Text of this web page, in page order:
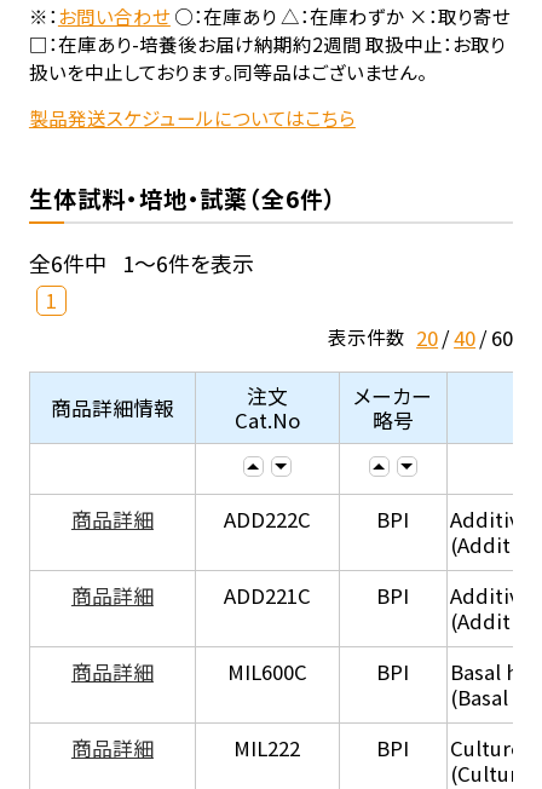
※：お問い合わせ○：在庫あり △：在庫わずか ×：取り寄せ
□：在庫あり-培養後お届け納期約2週間 取扱中止：お取り
扱いを中止しております。同等品はございません。
製品発送スケジュールについてはこちら
生体試料・培地・試薬（全6件）
全6件中 1～6件を表示
1
表示件数 20 40 60
商品詳細情報
注文
Cat.No
メーカー
略号
商品詳細 ADD222C BPI
商品詳細
ADD221C BPI
商品詳細
MIL600C BPI
Basal
(Basal
商品詳細
MIL222 BPI
Culture
(Culture